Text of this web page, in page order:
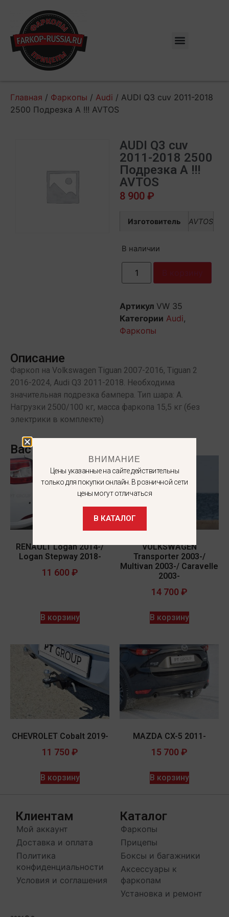
Главная / Фаркопы / Audi / AUDI Q3 cuv 2011-2018
2500 Подрезка A !!! AVTOS
AUDI Q3 cuv
2011-2018 2500
Подрезка A !!!
AVTOS
8 900 ₽
Изготовитель AVTOS
В наличии
Артикул VW 35
Категории Audi,
Фаркопы
Описание
Фаркоп на Volkswagen Tiguan 2007-2016, Tiguan 2
2016-2024, Audi Q3 2011-2018. Необходима
значительная подрезка бампера. Тип шара: A.
Нагрузки 2500/100 кг, масса фаркопа 15,5 кг (без
электрики в комплекте)
Вас может заинтересовать
RENAULT Logan 2014-/
Logan Stepway 2018-
11 600 ₽
В корзину
VOLKSWAGEN
Transporter 2003-/
Multivan 2003-/ Caravelle
2003-
14 700 ₽
В корзину
CHEVROLET Cobalt 2019-
11 750 ₽
В корзину
MAZDA CX-5 2011-
15 700 ₽
В корзину
Клиентам
Мой аккаунт
Доставка и оплата
Политика
конфиденциальности
Условия и соглашения
Каталог
Фаркопы
Прицепы
Боксы и багажники
Аксессуары к
фаркопам
Установка и ремонт
ВНИМАНИЕ
Цены указанные на сайте действительны
только для покупки онлайн. В розничной сети
цены могут отличаться
В КАТАЛОГ